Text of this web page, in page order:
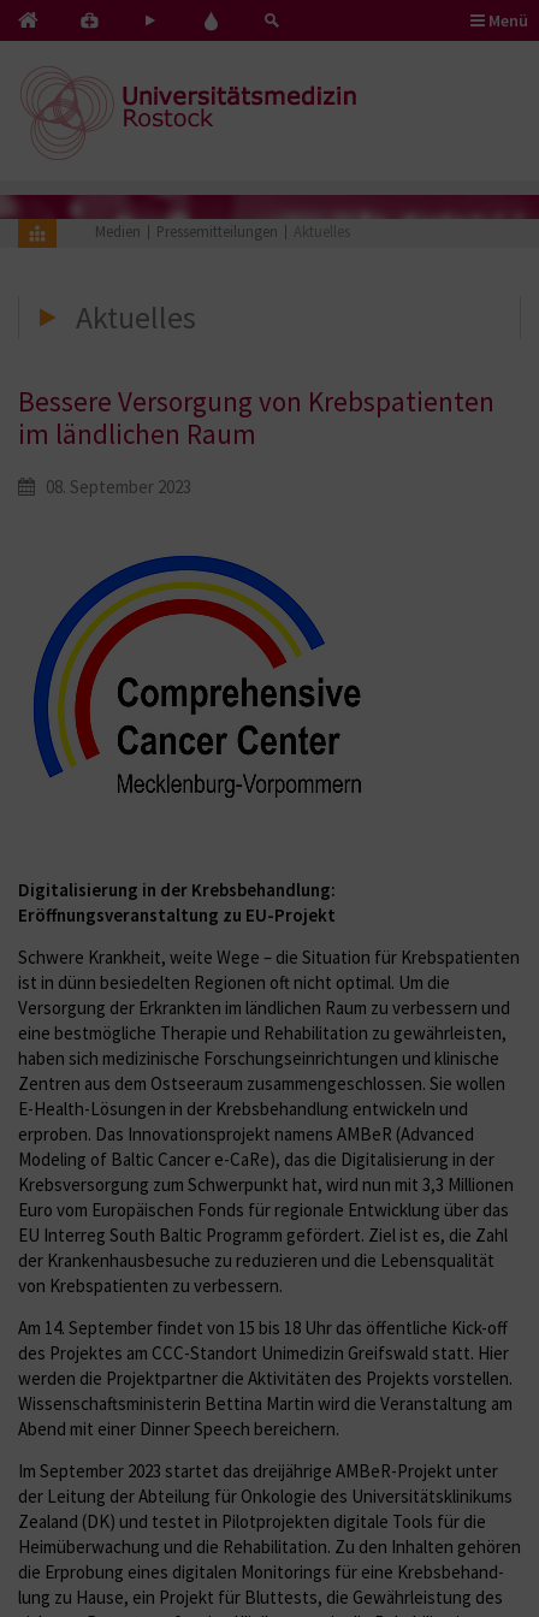
Kontakt
Notfälle
Pflege
Herz
Blut
Menü
Medien Pressemitteilungen Aktuelles
Aktuelles
Bessere Versorgung von Krebspatienten
im ländlichen Raum
08. September 2023
Digitalisierung in der Krebsbehandlung:
Eröffnungsveranstaltung zu EU-Projekt
Schwere Krankheit, weite Wege – die Situation für Krebspatienten
ist in dünn besiedelten Regionen oft nicht optimal. Um die
Versorgung der Erkrankten im ländlichen Raum zu verbessern und
eine bestmögliche Thera­pie und Rehabilitation zu gewährleisten,
haben sich medizinische Forschungseinrichtungen und klinische
Zentren aus dem Ostseeraum zusammengeschlossen. Sie wollen
E-Health-Lösungen in der Krebsbehandlung entwickeln und
erproben. Das Innovationsprojekt namens AMBeR (Advanced
Modeling of Baltic Cancer e-CaRe), das die Digitalisierung in der
Krebsversorgung zum Schwerpunkt hat, wird nun mit 3,3 Millionen
Euro vom Europäischen Fonds für regionale Entwicklung über das
EU Interreg South Baltic Programm gefördert. Ziel ist es, die Zahl
der Krankenhausbesuche zu reduzieren und die Lebensqualität
von Krebspatienten zu verbessern.
Am 14. September findet von 15 bis 18 Uhr das öffentliche Kick-off
des Projektes am CCC-Standort Uni­medizin Greifswald statt. Hier
werden die Projektpartner die Aktivitäten des Projekts vorstellen.
Wissenschaftsministerin Bettina Martin wird die Veranstaltung am
Abend mit einer Dinner Speech bereichern.
Im September 2023 startet das dreijährige AMBeR-Projekt unter
der Leitung der Abteilung für Onkologie des Universitätsklinikums
Zealand (DK) und testet in Pilotprojekten digitale Tools für die
Heimüberwachung und die Rehabilitation. Zu den Inhalten gehören
die Erprobung eines digitalen Monitorings für eine Krebsbehand­
lung zu Hause, ein Projekt für Bluttests, die Gewährleistung des